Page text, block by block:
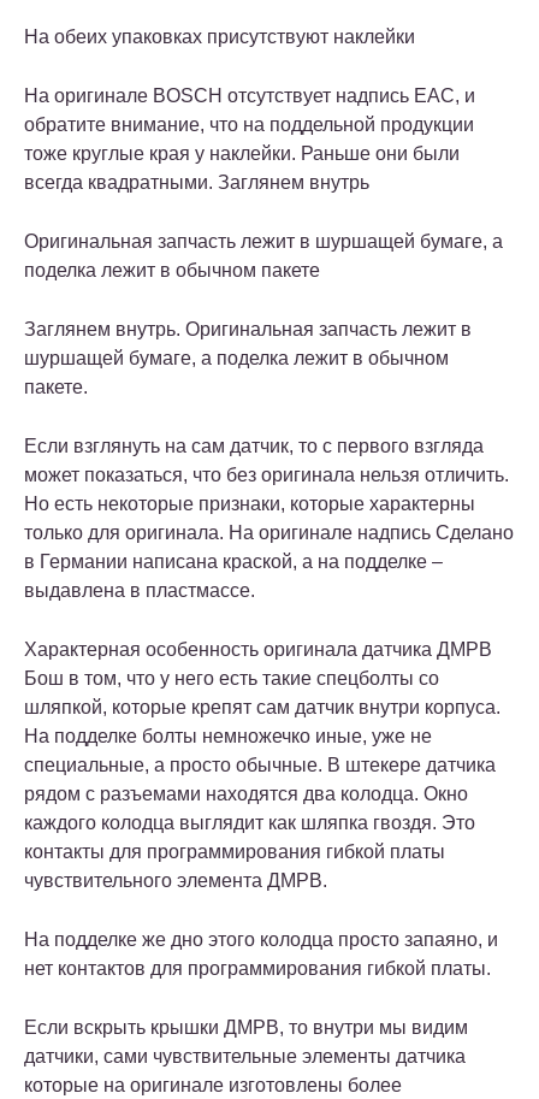
На обеих упаковках присутствуют наклейки
На оригинале BOSCH отсутствует надпись EAC, и
обратите внимание, что на поддельной продукции
тоже круглые края у наклейки. Раньше они были
всегда квадратными. Заглянем внутрь
Оригинальная запчасть лежит в шуршащей бумаге, а
поделка лежит в обычном пакете
Заглянем внутрь. Оригинальная запчасть лежит в
шуршащей бумаге, а поделка лежит в обычном
пакете.
Если взглянуть на сам датчик, то с первого взгляда
может показаться, что без оригинала нельзя отличить.
Но есть некоторые признаки, которые характерны
только для оригинала. На оригинале надпись Сделано
в Германии написана краской, а на подделке –
выдавлена в пластмассе.
Характерная особенность оригинала датчика ДМРВ
Бош в том, что у него есть такие спецболты со
шляпкой, которые крепят сам датчик внутри корпуса.
На подделке болты немножечко иные, уже не
специальные, а просто обычные. В штекере датчика
рядом с разъемами находятся два колодца. Окно
каждого колодца выглядит как шляпка гвоздя. Это
контакты для программирования гибкой платы
чувствительного элемента ДМРВ.
На подделке же дно этого колодца просто запаяно, и
нет контактов для программирования гибкой платы.
Если вскрыть крышки ДМРВ, то внутри мы видим
датчики, сами чувствительные элементы датчика
которые на оригинале изготовлены более